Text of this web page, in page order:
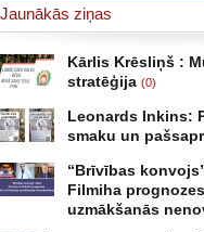
Jaunākās ziņas
Kārlis Krēsliņš :
stratēģija (0)
Leonards Inkins:
smaku un
“Brīvības
Filmiha
uzmākšanās